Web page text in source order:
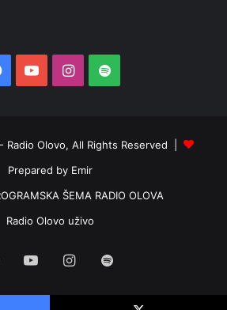
Facebook
YouTubeInstagram
Spotify
Olovo, All Rights Reserved |
Prepared by Emir
ŠEMA RADIO OLOVA
Radio Olovo uživo
Facebook
YouTubeInstagram
Spotify